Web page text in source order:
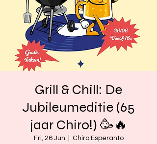
Grill & Chill: De
Jubileumeditie (65
jaar Chiro!) 🥳🔥
Fri, 26 Jun Chiro Esperanto